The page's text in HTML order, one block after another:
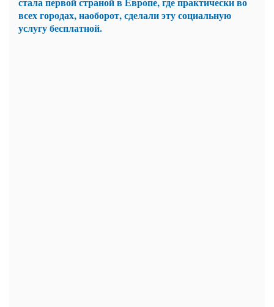
всех городах, наоборот, сделали эту социальную
услугу бесплатной.